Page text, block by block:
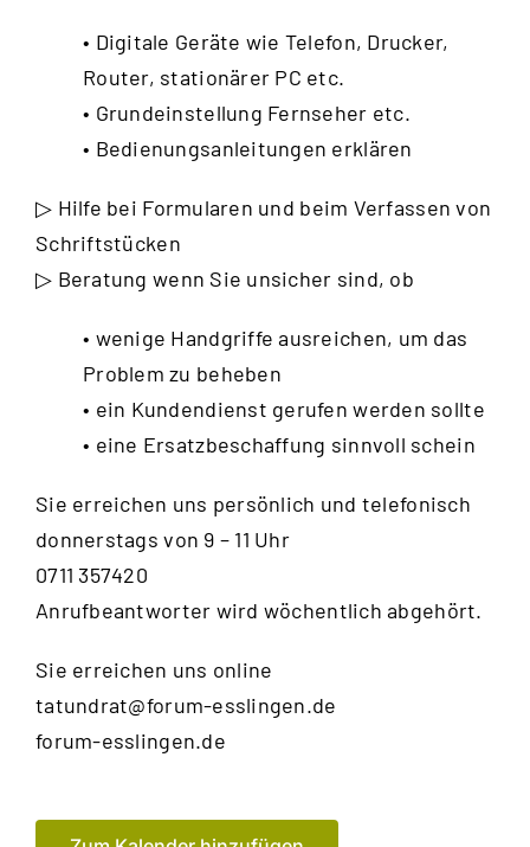
• Digitale Geräte wie Telefon, Drucker,
Router, stationärer PC etc.
• Grundeinstellung Fernseher etc.
• Bedienungsanleitungen erklären
▷ Hilfe bei Formularen und beim Verfassen von
Schriftstücken
▷ Beratung wenn Sie unsicher sind, ob
• wenige Handgriffe ausreichen, um das
Problem zu beheben
• ein Kundendienst gerufen werden sollte
• eine Ersatzbeschaffung sinnvoll schein
Sie erreichen uns persönlich und telefonisch
donnerstags von 9 – 11 Uhr
0711 357420
Anrufbeantworter wird wöchentlich abgehört.
Sie erreichen uns online
tatundrat@forum-esslingen.de
forum-esslingen.de